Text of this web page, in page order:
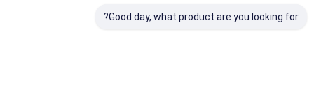
Good day, what product are you looking for?